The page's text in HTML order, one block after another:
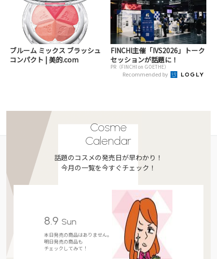
ブルーム ミックス ブラッシュ
コンパクト | 美的.com
FINCHI主催「IVS2026」トーク
セッションが話題に！
PR（FINCHI on GOETHE）
Recommended by
Cosme
Calendar
話題のコスメの発売日が早わかり！
今月の一覧を今すぐチェック！
8.9 Sun
本日発売の商品はありません。
明日発売の商品も
チェックしてみて！